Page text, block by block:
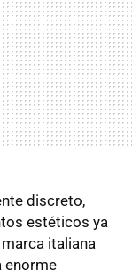
discreto,
estéticos ya
italiana
enorme